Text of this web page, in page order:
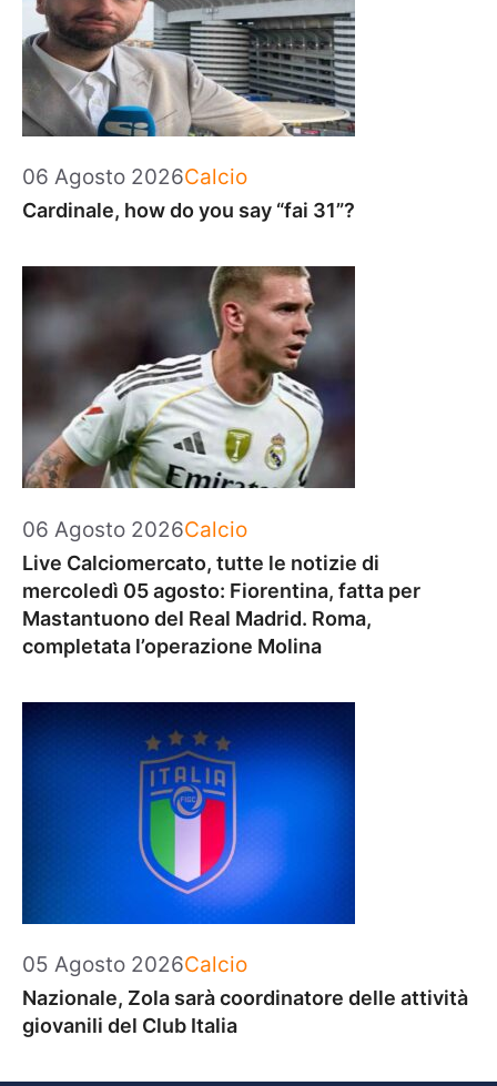
06 Agosto 2026Categorie
Calcio
Cardinale, how do you say “fai 31”?
06 Agosto 2026Categorie
Calcio
Live Calciomercato, tutte le notizie di
mercoledì 05 agosto: Fiorentina, fatta per
Mastantuono del Real Madrid. Roma,
completata l’operazione Molina
05 Agosto 2026Categorie
Calcio
Nazionale, Zola sarà coordinatore delle attività
giovanili del Club Italia